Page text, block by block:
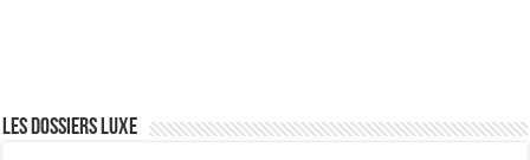
Les dossiers luxe